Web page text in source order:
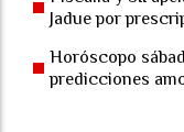
Jadue por
Horóscopo
predicciones